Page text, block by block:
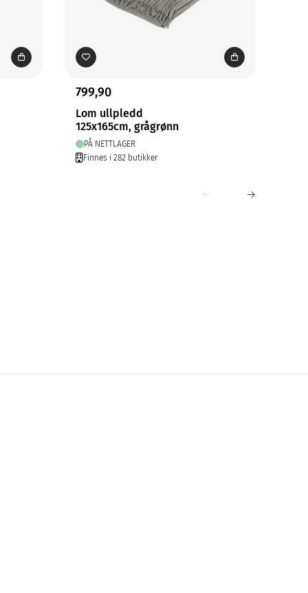
799,90
Lom ullpledd
125x165cm, grågrønn
PÅ NETTLAGER
Finnes i 282 butikker